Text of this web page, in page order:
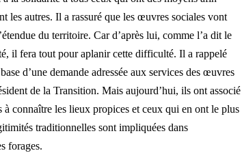
les autres. Il a rassuré que les œuvres sociales vont
du territoire. Car d’après lui, comme l’a dit le
il fera tout pour aplanir cette difficulté. Il a rappelé
d’une demande adressée aux services des œuvres
de la Transition. Mais aujourd’hui, ils ont associé
à connaître les lieux propices et ceux qui en ont le plus
traditionnelles sont impliquées dans
forages.